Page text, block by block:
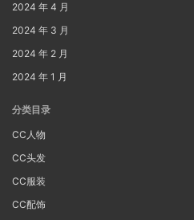
2024 年 4 月
2024 年 3 月
2024 年 2 月
2024 年 1 月
分类目录
CC人物
CC头发
CC服装
CC配饰